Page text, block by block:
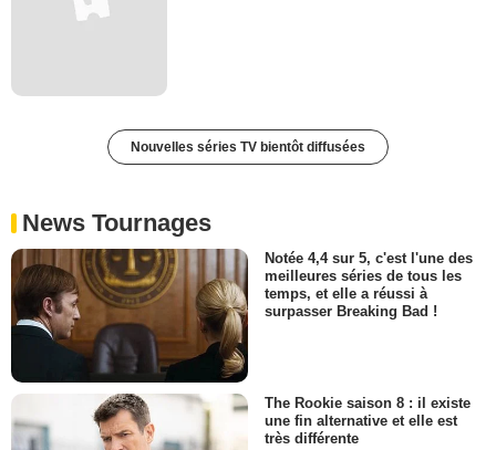
Nouvelles séries TV bientôt diffusées
News Tournages
Notée 4,4 sur 5, c'est l'une des
meilleures séries de tous les
temps, et elle a réussi à
surpasser Breaking Bad !
The Rookie saison 8 : il existe
une fin alternative et elle est
très différente